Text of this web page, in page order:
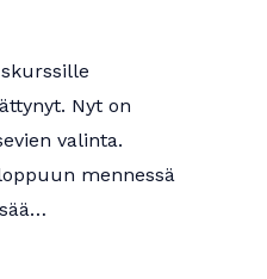
Nyt on
valinta.
mennessä